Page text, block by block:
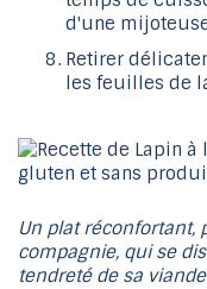
d'une
Retirer
les feuilles de
Un plat réconfortant,
compagnie, qui se
tendreté de sa